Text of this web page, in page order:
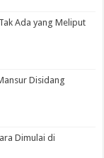
Ada yang Meliput
Disidang
Dimulai di